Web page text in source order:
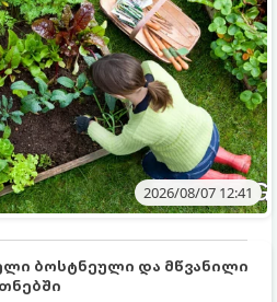
2026/08/07 12:41
ბოსტნეული და მწვანილი